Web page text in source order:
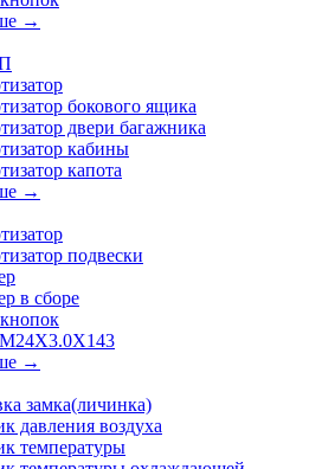
→
бокового ящика
двери багажника
кабины
капота
→
подвески
в сборе
→
замка(личинка)
давления воздуха
температуры